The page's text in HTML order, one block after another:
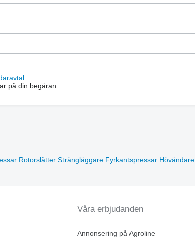
.
på din begäran.
Rotorslåtter Strängläggare Fyrkantspressar Hövändare
Våra erbjudanden
Annonsering på Agroline